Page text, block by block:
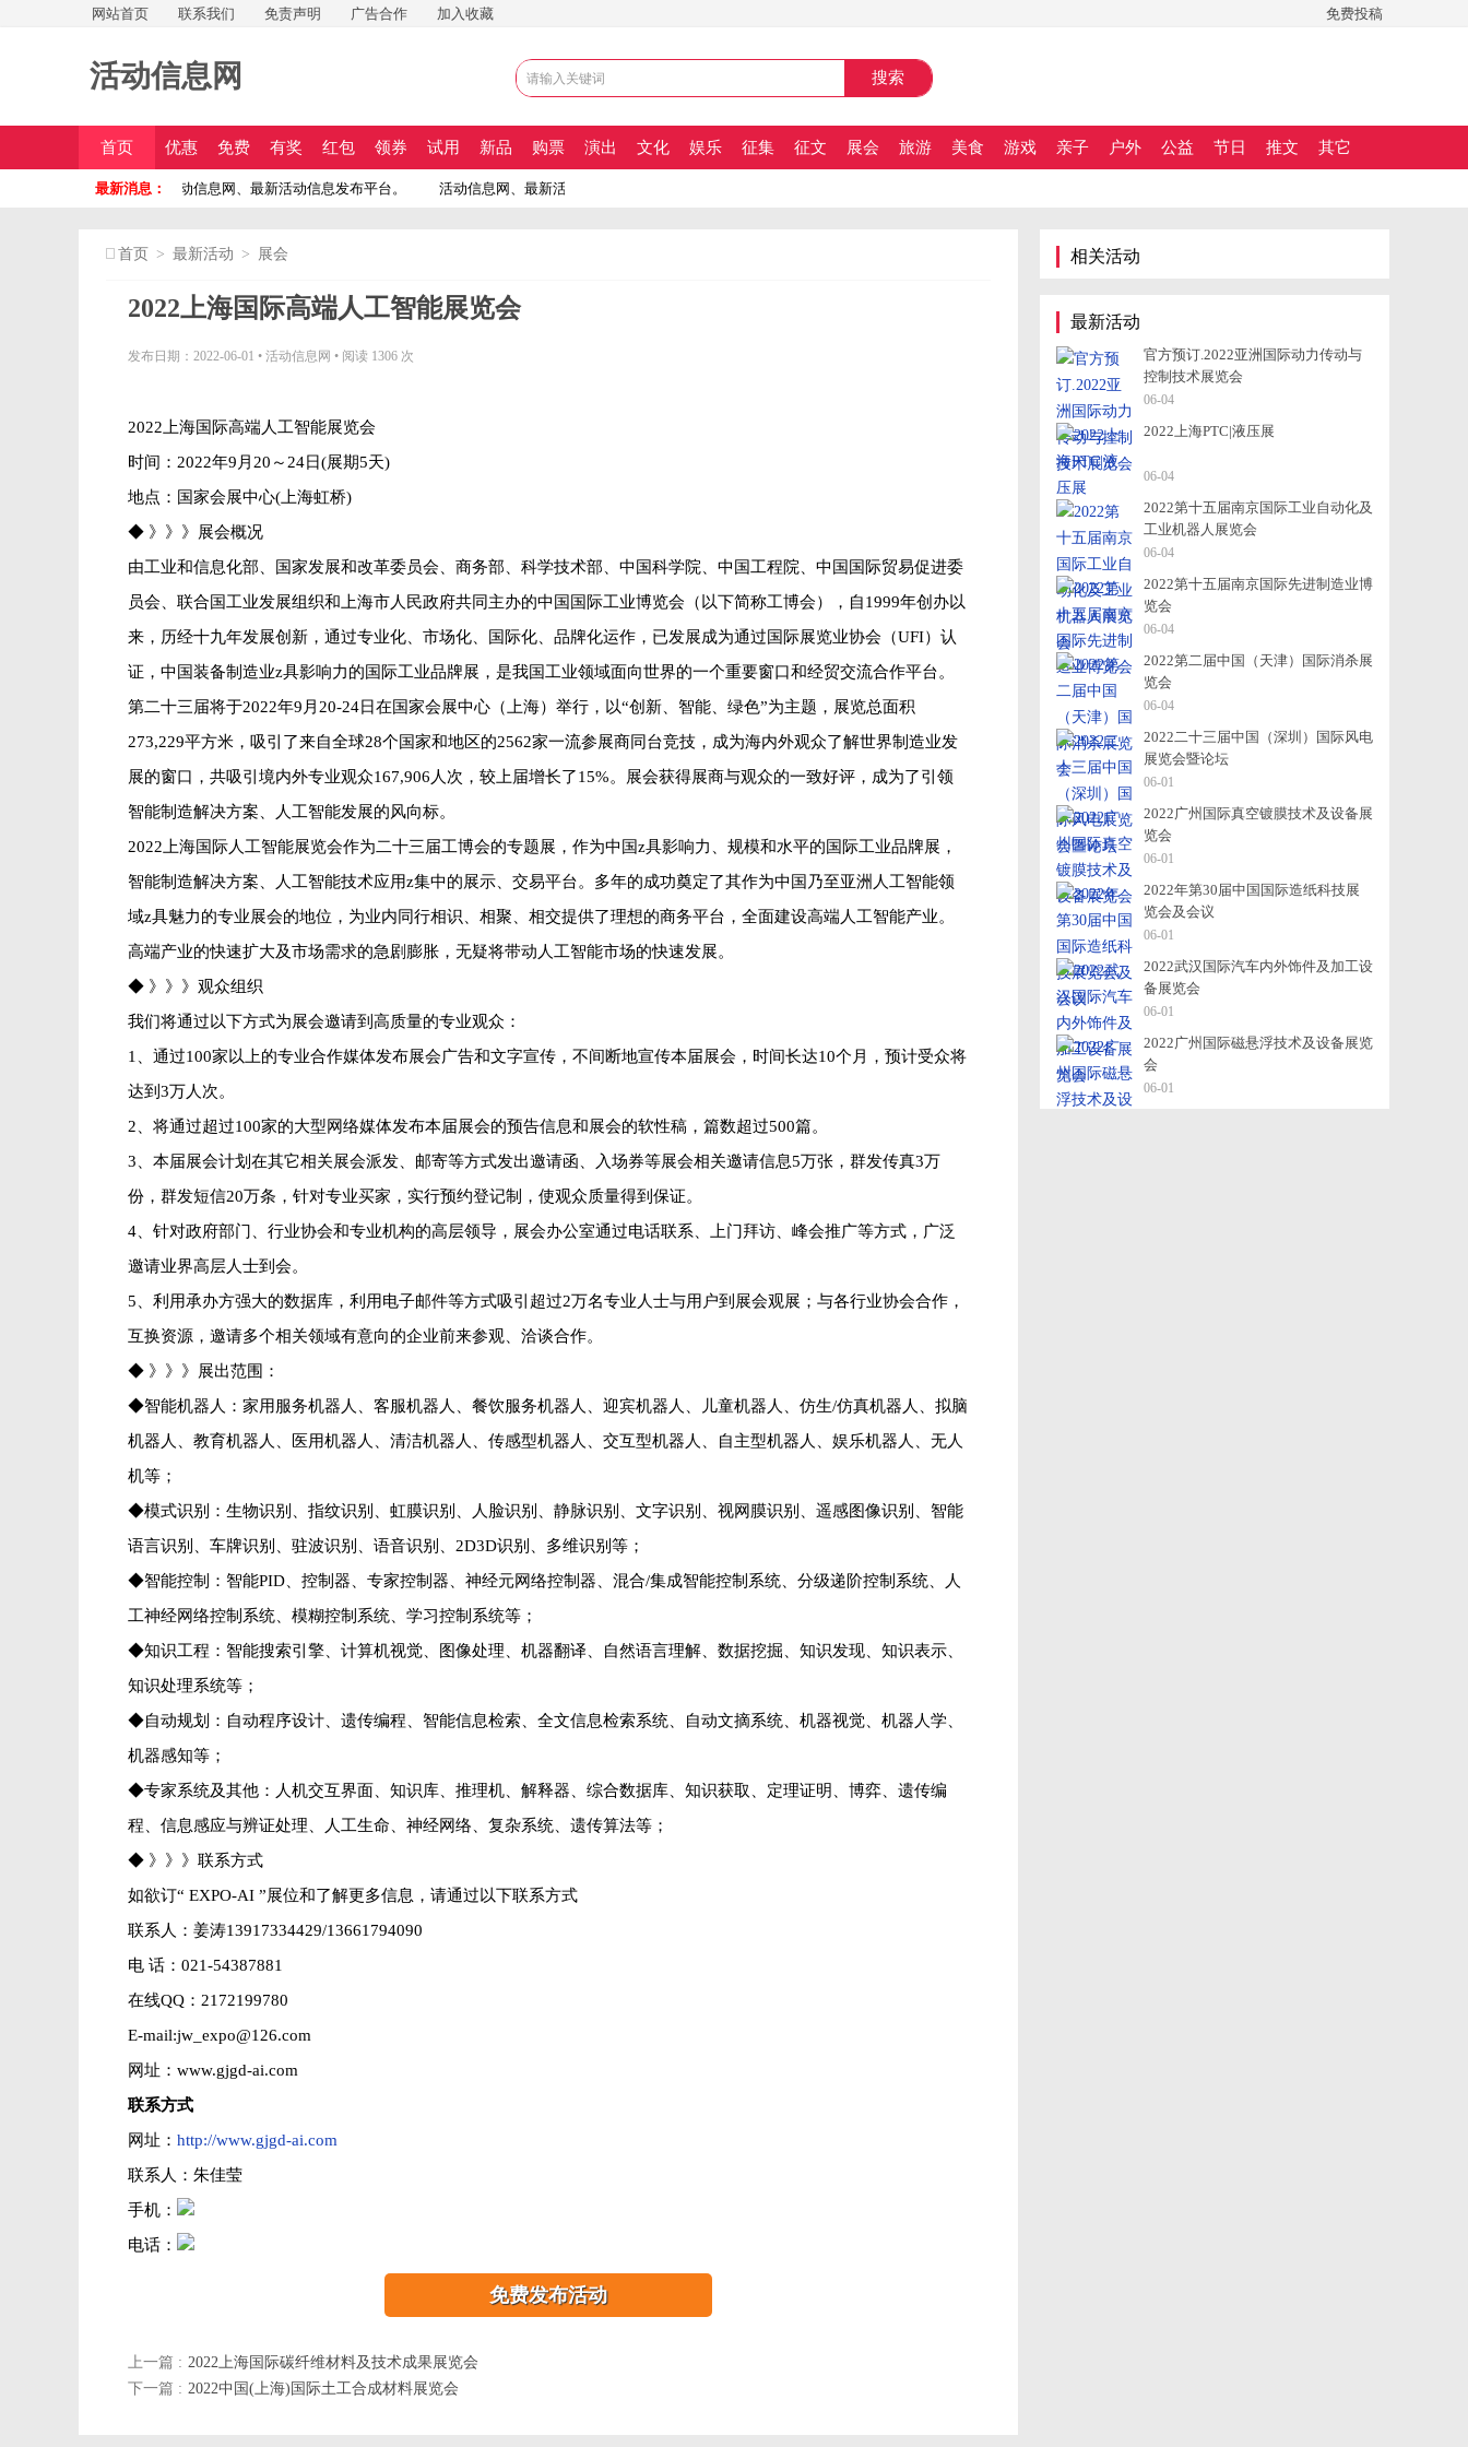
网站首页 联系我们 免责声明 广告合作 加入收藏 免费投稿
活动信息网
免费投稿
首页 优惠 免费 有奖 红包 领券 试用 新品 购票 演出 文化 娱乐 征集 征文 展会 旅游 美食 游戏 亲子 户外 公益 节日 推文 其它
最新消息：
活动信息发布平台。活动信息网、最新活动信息发布平台。 活动信息网、最新活动信息发布平台。活动信息网、最新活动信息发布平台。
首页 > 最新活动 > 展会
2022上海国际高端人工智能展览会
发布日期：2022-06-01 • 活动信息网 • 阅读 1306 次
2022上海国际高端人工智能展览会
时间：2022年9月20～24日(展期5天)
地点：国家会展中心(上海虹桥)
◆ 》》》展会概况
由工业和信息化部、国家发展和改革委员会、商务部、科学技术部、中国科学院、中国工程院、中国国际贸易促进委
员会、联合国工业发展组织和上海市人民政府共同主办的中国国际工业博览会（以下简称工博会），自1999年创办以
来，历经十九年发展创新，通过专业化、市场化、国际化、品牌化运作，已发展成为通过国际展览业协会（UFI）认
证，中国装备制造业z具影响力的国际工业品牌展，是我国工业领域面向世界的一个重要窗口和经贸交流合作平台。
第二十三届将于2022年9月20-24日在国家会展中心（上海）举行，以“创新、智能、绿色”为主题，展览总面积
273,229平方米，吸引了来自全球28个国家和地区的2562家一流参展商同台竞技，成为海内外观众了解世界制造业发
展的窗口，共吸引境内外专业观众167,906人次，较上届增长了15%。展会获得展商与观众的一致好评，成为了引领
智能制造解决方案、人工智能发展的风向标。
2022上海国际人工智能展览会作为二十三届工博会的专题展，作为中国z具影响力、规模和水平的国际工业品牌展，
智能制造解决方案、人工智能技术应用z集中的展示、交易平台。多年的成功奠定了其作为中国乃至亚洲人工智能领
域z具魅力的专业展会的地位，为业内同行相识、相聚、相交提供了理想的商务平台，全面建设高端人工智能产业。
高端产业的快速扩大及市场需求的急剧膨胀，无疑将带动人工智能市场的快速发展。
◆ 》》》观众组织
我们将通过以下方式为展会邀请到高质量的专业观众：
1、通过100家以上的专业合作媒体发布展会广告和文字宣传，不间断地宣传本届展会，时间长达10个月，预计受众将
达到3万人次。
2、将通过超过100家的大型网络媒体发布本届展会的预告信息和展会的软性稿，篇数超过500篇。
3、本届展会计划在其它相关展会派发、邮寄等方式发出邀请函、入场券等展会相关邀请信息5万张，群发传真3万
份，群发短信20万条，针对专业买家，实行预约登记制，使观众质量得到保证。
4、针对政府部门、行业协会和专业机构的高层领导，展会办公室通过电话联系、上门拜访、峰会推广等方式，广泛
邀请业界高层人士到会。
5、利用承办方强大的数据库，利用电子邮件等方式吸引超过2万名专业人士与用户到展会观展；与各行业协会合作，
互换资源，邀请多个相关领域有意向的企业前来参观、洽谈合作。
◆ 》》》展出范围：
◆智能机器人：家用服务机器人、客服机器人、餐饮服务机器人、迎宾机器人、儿童机器人、仿生/仿真机器人、拟脑
机器人、教育机器人、医用机器人、清洁机器人、传感型机器人、交互型机器人、自主型机器人、娱乐机器人、无人
机等；
◆模式识别：生物识别、指纹识别、虹膜识别、人脸识别、静脉识别、文字识别、视网膜识别、遥感图像识别、智能
语言识别、车牌识别、驻波识别、语音识别、2D3D识别、多维识别等；
◆智能控制：智能PID、控制器、专家控制器、神经元网络控制器、混合/集成智能控制系统、分级递阶控制系统、人
工神经网络控制系统、模糊控制系统、学习控制系统等；
◆知识工程：智能搜索引擎、计算机视觉、图像处理、机器翻译、自然语言理解、数据挖掘、知识发现、知识表示、
知识处理系统等；
◆自动规划：自动程序设计、遗传编程、智能信息检索、全文信息检索系统、自动文摘系统、机器视觉、机器人学、
机器感知等；
◆专家系统及其他：人机交互界面、知识库、推理机、解释器、综合数据库、知识获取、定理证明、博弈、遗传编
程、信息感应与辨证处理、人工生命、神经网络、复杂系统、遗传算法等；
◆ 》》》联系方式
如欲订“ EXPO-AI ”展位和了解更多信息，请通过以下联系方式
联系人：姜涛13917334429/13661794090
电 话：021-54387881
在线QQ：2172199780
E-mail:jw_expo@126.com
网址：www.gjgd-ai.com
联系方式
网址： http://www.gjgd-ai.com
联系人：朱佳莹
手机：
电话：
免费发布活动
上一篇 : 2022上海国际碳纤维材料及技术成果展览会
下一篇 : 2022中国(上海)国际土工合成材料展览会
相关活动
最新活动
官方预订.2022亚洲国际动力传动与
控制技术展览会
06-04
2022上海PTC|液压展
06-04
2022第十五届南京国际工业自动化及
工业机器人展览会
06-04
2022第十五届南京国际先进制造业博
览会
06-04
2022第二届中国（天津）国际消杀展
览会
06-04
2022二十三届中国（深圳）国际风电
展览会暨论坛
06-01
2022广州国际真空镀膜技术及设备展
览会
06-01
2022年第30届中国国际造纸科技展
览会及会议
06-01
2022武汉国际汽车内外饰件及加工设
备展览会
06-01
2022广州国际磁悬浮技术及设备展览
会
06-01